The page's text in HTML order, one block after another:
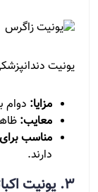
یونیت
مزایا: دوام
معایب:
مناسب
دارند.
3. یونیت اکباتان